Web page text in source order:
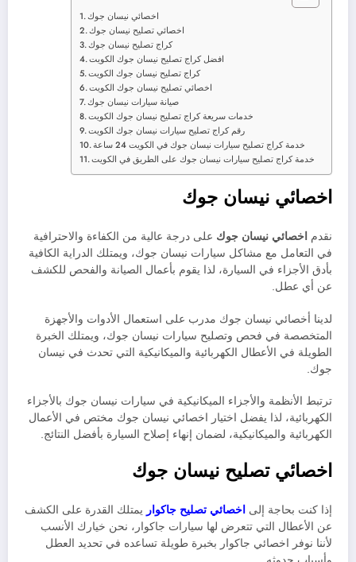
اخصائي نيسان جوك
اخصائي تصليح نيسان جوك
كراج تصليح نيسان جوك
افضل كراج تصليح نيسان جوك الكويت
كراج تصليح نيسان جوك الكويت
اخصائي تصليح نيسان جوك الكويت
صيانة سيارات نيسان جوك
خدمات سريعة كراج تصليح نيسان جوك الكويت
رقم كراج تصليح سيارات نيسان جوك الكويت
خدمة كراج تصليح سيارات نيسان جوك في الكويت 24 ساعة
خدمة كراج تصليح سيارات نيسان جوك على الطريق في الكويت
اخصائي نيسان جوك
نقدم اخصائي نيسان جوك على درجة عالية من الكفاءة والاحترافية
في التعامل مع مشاكل سيارات نيسان جوك، ويمتلك الدراية الكافية
بأدق الأجزاء في السيارة، لذا يقوم بأعمال الصيانة والفحص للكشف
عن أي عطل.
لدينا أخصائي نيسان جوك مدرب على استعمال الأدوات والأجهزة
المتخصصة في فحص وتصليح سيارات نيسان جوك، ويمتلك الخبرة
الطويلة في الأعطال الكهربائية والميكانيكية التي تحدث في نيسان
جوك.
ترتبط الأنظمة والأجزاء الميكانيكية في سيارات نيسان جوك بالأجزاء
الكهربائية، لذا يفضل اختيار اخصائي نيسان جوك مختص في الأعمال
الكهربائية والميكانيكية، لضمان إنهاء إصلاح السيارة بأفضل النتائج.
اخصائي تصليح نيسان جوك
إذا كنت بحاجة إلى اخصائي تصليح جاكوار يمتلك القدرة على الكشف
عن الأعطال التي تتعرض لها سيارات جاكوار، نحن خيارك الأنسب
لأننا نوفر اخصائي جاكوار بخبرة طويلة تساعده في تحديد العطل